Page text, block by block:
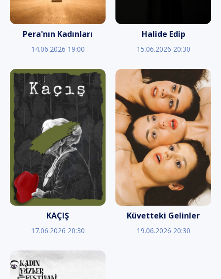
Pera'nın Kadınları
14.06.2026 19:00
Halide Edip
15.06.2026 20:30
KAÇIŞ
17.06.2026 20:30
Küvetteki Gelinler
19.06.2026 20:30